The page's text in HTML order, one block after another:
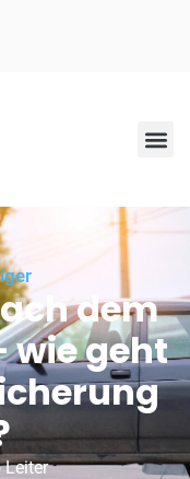
dem
wie geht
Leiter